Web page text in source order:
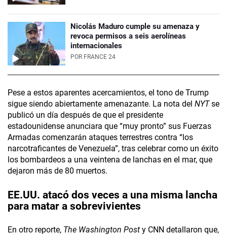
Nicolás Maduro cumple su amenaza y
revoca permisos a seis aerolíneas
internacionales
POR FRANCE 24
Pese a estos aparentes acercamientos, el tono de Trump
sigue siendo abiertamente amenazante. La nota del NYTse
publicó un día después de que el presidente
estadounidense anunciara que “muy pronto” sus Fuerzas
Armadas comenzarán ataques terrestres contra “los
narcotraficantes de Venezuela”, tras celebrar como un éxito
los bombardeos a una veintena de lanchas en el mar, que
dejaron más de 80 muertos.
EE.UU. atacó dos veces a una misma lancha
para matar a sobrevivientes
En otro reporte, The Washington Post y CNN detallaron que,